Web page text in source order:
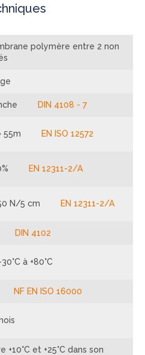
polymère entre 2 non
DIN 4108 - 7
55m EN ISO 12572
EN 12311-2/A
N/5 cm EN 12311-2/A
DIN 4102
à +80°C
NF EN ISO 16000
+10°C et +25°C dans son